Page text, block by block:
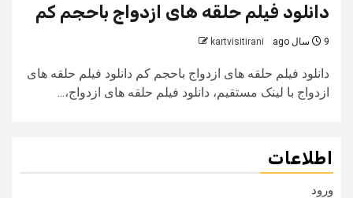
دانلود فیلم حلقه های ازدواج باحجم کم
9 سال ago kartvisitirani
دانلود فیلم حلقه های ازدواج باحجم کم دانلود فیلم حلقه های
ازدواج با لینک مستقیم، دانلود فیلم حلقه های ازدواج،...
اطلاعات
ورود